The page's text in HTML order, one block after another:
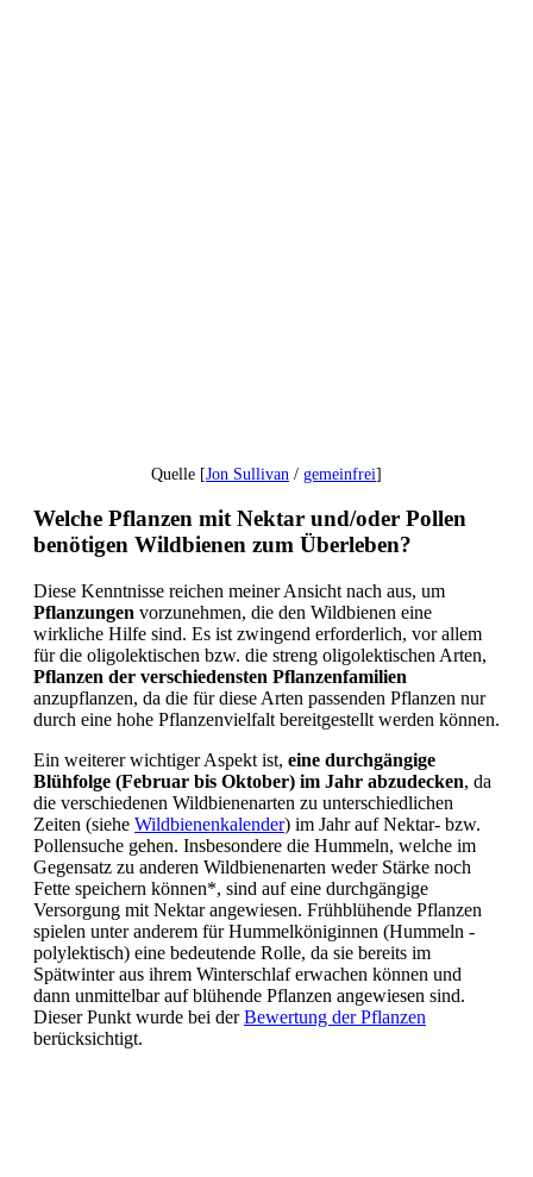
Quelle [Jon Sullivan / gemeinfrei]
Welche Pflanzen mit Nektar und/oder Pollen
benötigen Wildbienen zum Überleben?
Diese Kenntnisse reichen meiner Ansicht nach aus, um
Pflanzungen vorzunehmen, die den Wildbienen eine
wirkliche Hilfe sind. Es ist zwingend erforderlich, vor allem
für die oligolektischen bzw. die streng oligolektischen Arten,
Pflanzen der verschiedensten Pflanzenfamilien
anzupflanzen, da die für diese Arten passenden Pflanzen nur
durch eine hohe Pflanzenvielfalt bereitgestellt werden können.
Ein weiterer wichtiger Aspekt ist, eine durchgängige
Blühfolge (Februar bis Oktober) im Jahr abzudecken, da
die verschiedenen Wildbienenarten zu unterschiedlichen
Zeiten (siehe Wildbienenkalender) im Jahr auf Nektar- bzw.
Pollensuche gehen. Insbesondere die Hummeln, welche im
Gegensatz zu anderen Wildbienenarten weder Stärke noch
Fette speichern können*, sind auf eine durchgängige
Versorgung mit Nektar angewiesen. Frühblühende Pflanzen
spielen unter anderem für Hummelköniginnen (Hummeln -
polylektisch) eine bedeutende Rolle, da sie bereits im
Spätwinter aus ihrem Winterschlaf erwachen können und
dann unmittelbar auf blühende Pflanzen angewiesen sind.
Dieser Punkt wurde bei derBewertung der Pflanzen
berücksichtigt.